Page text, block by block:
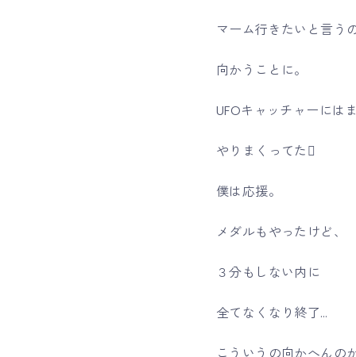
マーム行きたいと言う
向かうことに。
UFOキャッチャーには
やりまくってた
僕は応援。
メダルもやったけど、
３分もしない内に
全てなくなり終了…